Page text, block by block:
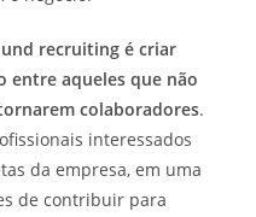
recruiting é criar
entre aqueles que não
colaboradores.
interessados
da empresa, em uma
de contribuir para